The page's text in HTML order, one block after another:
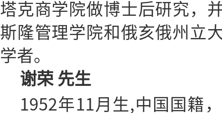
塔克商学院做博士后研究，
斯隆管理学院和俄亥俄州立
学者。
谢荣 先生
1952年11月生,中国国籍